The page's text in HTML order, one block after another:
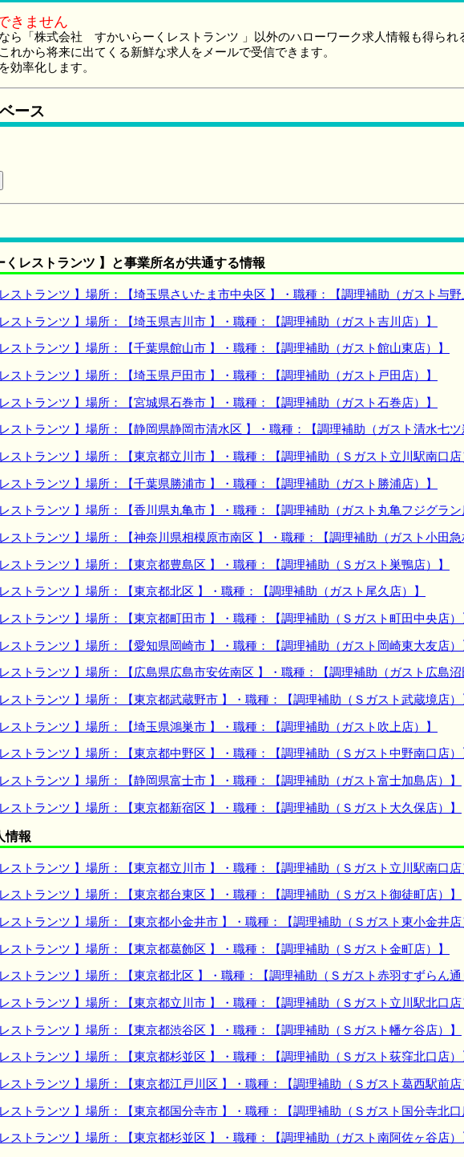
きません
ら「株式会社 すかいらーくレストランツ 」以外のハローワーク求人情報も得られ
れから将来に出てくる新鮮な求人をメールで受信できます。
効率化します。
ース
レストランツ 】と事業所名が共通する情報
トランツ 】場所：【埼玉県さいたま市中央区 】・職種：【調理補助（ガスト与野
トランツ 】場所：【埼玉県吉川市 】・職種：【調理補助（ガスト吉川店）】
トランツ 】場所：【千葉県館山市 】・職種：【調理補助（ガスト館山東店）】
トランツ 】場所：【埼玉県戸田市 】・職種：【調理補助（ガスト戸田店）】
トランツ 】場所：【宮城県石巻市 】・職種：【調理補助（ガスト石巻店）】
トランツ 】場所：【静岡県静岡市清水区 】・職種：【調理補助（ガスト清水七ツ
トランツ 】場所：【東京都立川市 】・職種：【調理補助（Ｓガスト立川駅南口店
トランツ 】場所：【千葉県勝浦市 】・職種：【調理補助（ガスト勝浦店）】
トランツ 】場所：【香川県丸亀市 】・職種：【調理補助（ガスト丸亀フジグラン
トランツ 】場所：【神奈川県相模原市南区 】・職種：【調理補助（ガスト小田急
トランツ 】場所：【東京都豊島区 】・職種：【調理補助（Ｓガスト巣鴨店）】
トランツ 】場所：【東京都北区 】・職種：【調理補助（ガスト尾久店）】
トランツ 】場所：【東京都町田市 】・職種：【調理補助（Ｓガスト町田中央店）
トランツ 】場所：【愛知県岡崎市 】・職種：【調理補助（ガスト岡崎東大友店）
トランツ 】場所：【広島県広島市安佐南区 】・職種：【調理補助（ガスト広島沼
トランツ 】場所：【東京都武蔵野市 】・職種：【調理補助（Ｓガスト武蔵境店）
トランツ 】場所：【埼玉県鴻巣市 】・職種：【調理補助（ガスト吹上店）】
トランツ 】場所：【東京都中野区 】・職種：【調理補助（Ｓガスト中野南口店）
トランツ 】場所：【静岡県富士市 】・職種：【調理補助（ガスト富士加島店）】
トランツ 】場所：【東京都新宿区 】・職種：【調理補助（Ｓガスト大久保店）】
情報
トランツ 】場所：【東京都立川市 】・職種：【調理補助（Ｓガスト立川駅南口店
トランツ 】場所：【東京都台東区 】・職種：【調理補助（Ｓガスト御徒町店）】
トランツ 】場所：【東京都小金井市 】・職種：【調理補助（Ｓガスト東小金井店
トランツ 】場所：【東京都葛飾区 】・職種：【調理補助（Ｓガスト金町店）】
トランツ 】場所：【東京都北区 】・職種：【調理補助（Ｓガスト赤羽すずらん通
トランツ 】場所：【東京都立川市 】・職種：【調理補助（Ｓガスト立川駅北口店
トランツ 】場所：【東京都渋谷区 】・職種：【調理補助（Ｓガスト幡ケ谷店）】
トランツ 】場所：【東京都杉並区 】・職種：【調理補助（Ｓガスト荻窪北口店）
トランツ 】場所：【東京都江戸川区 】・職種：【調理補助（Ｓガスト葛西駅前店
トランツ 】場所：【東京都国分寺市 】・職種：【調理補助（Ｓガスト国分寺北口
トランツ 】場所：【東京都杉並区 】・職種：【調理補助（ガスト南阿佐ヶ谷店）